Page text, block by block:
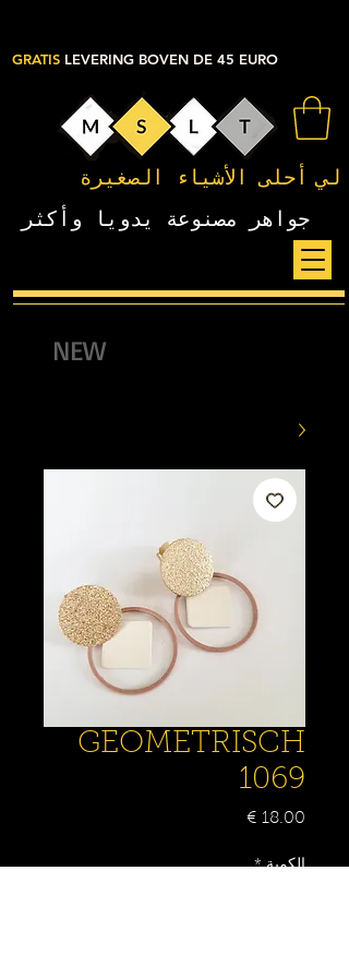
لي أحلى الأشياء الصغيرة
جواهر مصنوعة يدويا وأكثر
GRATIS LEVERING BOVEN DE 45 EURO
NEW
GEOMETRISCH
1069
السعر
الكمية *